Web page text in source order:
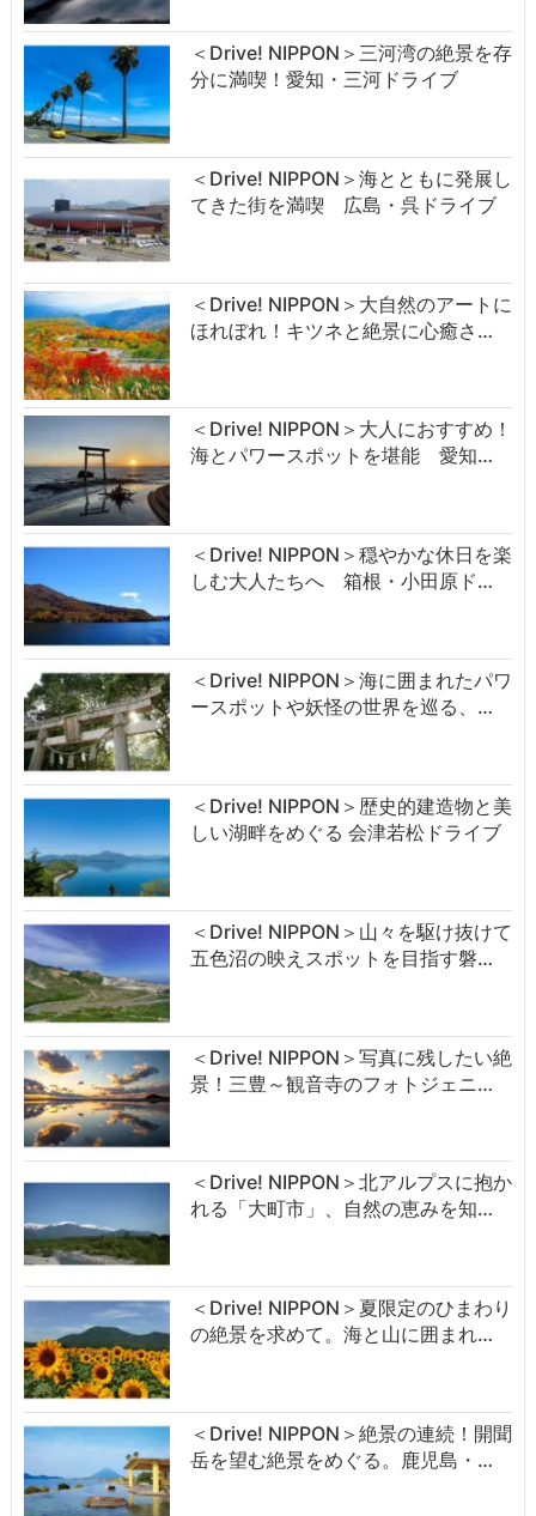
＜Drive! NIPPON＞三河湾の絶景を存
分に満喫！愛知・三河ドライブ
＜Drive! NIPPON＞海とともに発展し
てきた街を満喫 広島・呉ドライブ
＜Drive! NIPPON＞大自然のアートに
ほれぼれ！キツネと絶景に心癒さ…
＜Drive! NIPPON＞大人におすすめ！
海とパワースポットを堪能 愛知…
＜Drive! NIPPON＞穏やかな休日を楽
しむ大人たちへ 箱根・小田原ド…
＜Drive! NIPPON＞海に囲まれたパワ
ースポットや妖怪の世界を巡る、…
＜Drive! NIPPON＞歴史的建造物と美
しい湖畔をめぐる 会津若松ドライブ
＜Drive! NIPPON＞山々を駆け抜けて
五色沼の映えスポットを目指す磐…
＜Drive! NIPPON＞写真に残したい絶
景！三豊～観音寺のフォトジェニ…
＜Drive! NIPPON＞北アルプスに抱か
れる「大町市」、自然の恵みを知…
＜Drive! NIPPON＞夏限定のひまわり
の絶景を求めて。海と山に囲まれ…
＜Drive! NIPPON＞絶景の連続！開聞
岳を望む絶景をめぐる。鹿児島・…